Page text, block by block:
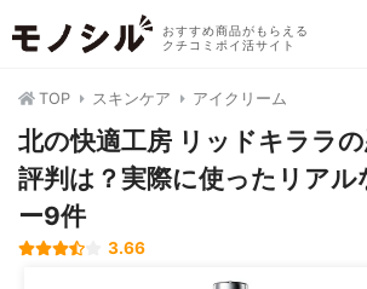
おすすめ商品がもらえる
クチコミポイ活サイト
TOP スキンケア アイクリーム
北の快適工房 リッドキララ
評判は？実際に使ったリアル
ー9件
3.66